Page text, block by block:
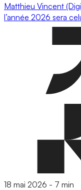
Matthieu Vincent
l’année 2026 sera
18 mai 2026 - 7 min